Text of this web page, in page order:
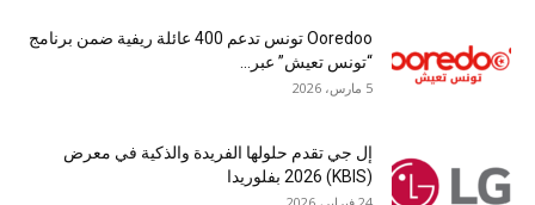
Ooredoo تونس تدعم 400 عائلة ريفية ضمن برنامج
“تونس تعيش” عبر...
5 مارس، 2026
إل جي تقدم حلولها الفريدة والذكية في معرض
(KBIS) 2026 بفلوريدا